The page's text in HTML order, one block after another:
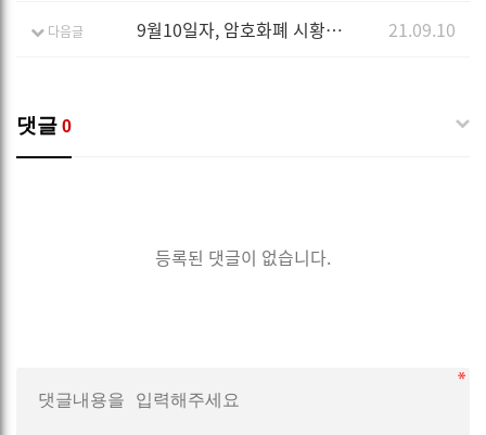
다음글 9월10일자, 암호화폐 시황분석 입니다. 21.09.10
댓글 0
등록된 댓글이 없습니다.